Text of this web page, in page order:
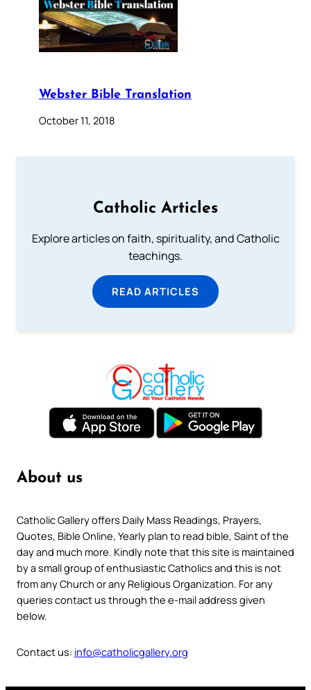
Webster Bible Translation
October 11, 2018
Catholic Articles
Explore articles on faith, spirituality, and Catholic
teachings.
READ ARTICLES
About us
Catholic Gallery offers Daily Mass Readings, Prayers,
Quotes, Bible Online, Yearly plan to read bible, Saint of the
day and much more. Kindly note that this site is maintained
by a small group of enthusiastic Catholics and this is not
from any Church or any Religious Organization. For any
queries contact us through the e-mail address given
below.
Contact us: info@catholicgallery.org